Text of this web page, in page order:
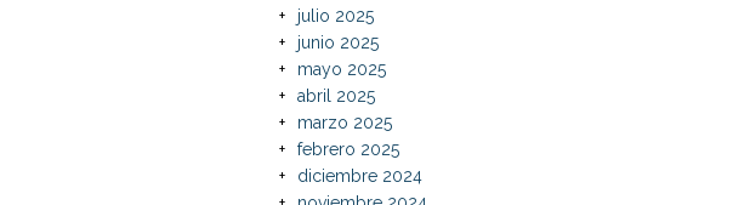
julio 2025
junio 2025
mayo 2025
abril 2025
marzo 2025
febrero 2025
diciembre 2024